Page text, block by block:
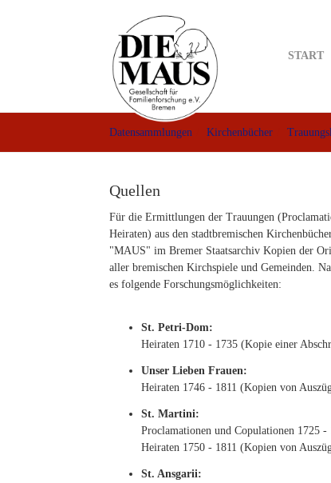
START
Datensammlungen Kirchenbücher
Quellen
Für die Ermittlungen der Trauungen
Heiraten) aus den stadtbremischen
"MAUS" im Bremer Staatsarchiv Kopien der
aller bremischen Kirchspiele und Gemeinden.
es folgende Forschungsmöglichkeiten:
St. Petri-Dom:
Heiraten 1710 - 1735 (Kopie einer
Unser Lieben Frauen:
Heiraten 1746 - 1811 (Kopien von
St. Martini:
Proclamationen und Copulationen 1725
Heiraten 1750 - 1811 (Kopien von
St. Ansgarii: